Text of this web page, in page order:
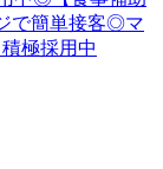
で簡単接客◎マ
極採用中